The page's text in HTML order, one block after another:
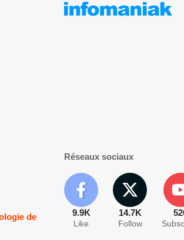
de
Réseaux sociaux
9.9K
Like
14.7K
Follow